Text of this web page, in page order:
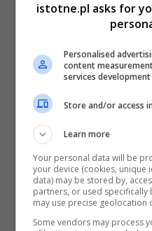
Rower nie wymaga
się kurzy dlatego
dokumentację kupna
ramy dzięki temu
został skradziony .
.Odbiór tylko osobisty .
istotne.pl asks for
Personalised
content
services development
Store and/or access
Learn more
Your personal data will be
your device (cookies, unique
data) may be stored by,
partners, or used specifically
may use precise geolocation
Some vendors may process